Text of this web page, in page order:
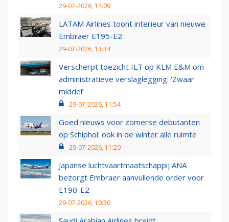
29-07-2026, 14:09
LATAM Airlines toont interieur van nieuwe
Embraer E195-E2
29-07-2026, 13:34
Verscherpt toezicht ILT op KLM E&M om
administratieve verslaglegging: ‘Zwaar
middel’
29-07-2026, 11:54
Goed nieuws voor zomerse debutanten
op Schiphol: ook in de winter alle ruimte
29-07-2026, 11:20
Japanse luchtvaartmaatschappij ANA
bezorgt Embraer aanvullende order voor
E190-E2
29-07-2026, 10:30